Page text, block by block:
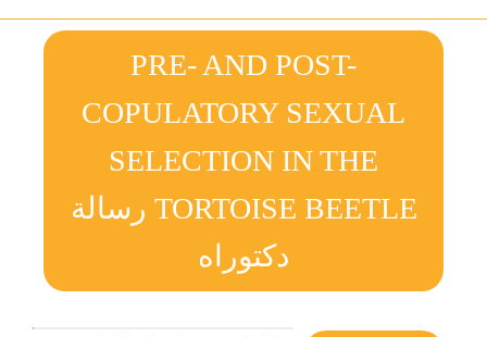
PRE- AND POST-
COPULATORY SEXUAL
SELECTION IN THE
TORTOISE BEETLE رسالة
دكتوراه